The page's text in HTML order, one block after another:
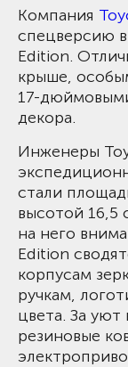
Компания
спецверсию
Edition.
крыше,
17-
декора.
Инженеры
стали
высотой 16,5
на него
Edition
корпусам
ручкам,
цвета. За
резиновые